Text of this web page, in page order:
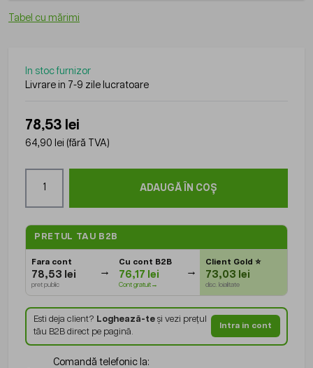
Tabel cu mărimi
In stoc furnizor
Livrare in 7-9 zile lucratoare
78,53 lei
64,90 lei (fără TVA)
ADAUGĂ ÎN COȘ
PRETUL TAU B2B
Fara cont
78,53 lei
pret public
Cu cont B2B
76,17 lei
Cont gratuit→
Client Gold⭐
73,03 lei
disc. loialitate
Esti deja client? Loghează-teși vezi prețul
tău B2B direct pe pagină.
Intra in cont
Comandă telefonic la: